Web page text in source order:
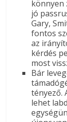
könnyen
jó
Gary,
fontos
az
kérdés
most
Bár
tényező.
lehet